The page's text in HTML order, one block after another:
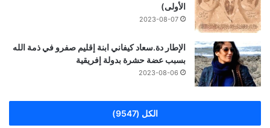
الأولى)
2023-08-07
الإطار دة.سعاد كيفاني ابنة إقليم صفرو في ذمة الله
بسبب عضة حشرة بدولة إفريقية
2023-08-06
الكل (9547)